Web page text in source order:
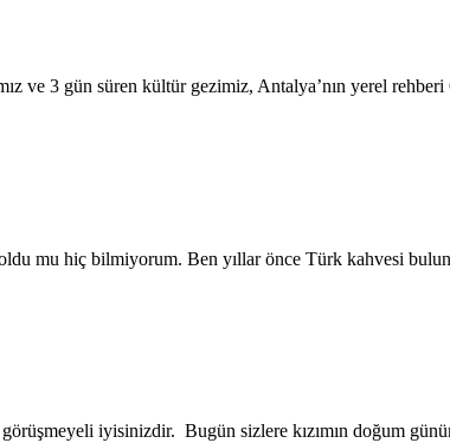
ve 3 gün süren kültür gezimiz, Antalya’nın yerel
mu hiç bilmiyorum. Ben yıllar önce Türk kahvesi
iyisinizdir. Bugün sizlere kızımın doğum